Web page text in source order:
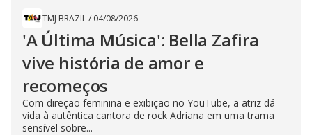
TMJ BRAZIL/ 04/08/2026
'A Última Música': Bella Zafira
vive história de amor e
recomeços
Com direção feminina e exibição no YouTube, a atriz dá
vida à autêntica cantora de rock Adriana em uma trama
sensível sobre...